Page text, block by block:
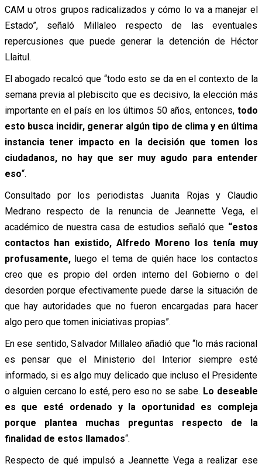
CAM u otros grupos radicalizados y cómo lo va a manejar el
Estado”, señaló Millaleo respecto de las eventuales
repercusiones que puede generar la detención de Héctor
Llaitul.
El abogado recalcó que “todo esto se da en el contexto de la
semana previa al plebiscito que es decisivo, la elección más
importante en el país en los últimos 50 años, entonces,todo
esto busca incidir, generar algún tipo de clima y en última
instancia tener impacto en la decisión que tomen los
ciudadanos, no hay que ser muy agudo para entender
eso“.
Consultado por los periodistas Juanita Rojas y Claudio
Medrano respecto de la renuncia de Jeannette Vega, el
académico de nuestra casa de estudios señaló que “estos
contactos han existido, Alfredo Moreno los tenía muy
profusamente,luego el tema de quién hace los contactos
creo que es propio del orden interno del Gobierno o del
desorden porque efectivamente puede darse la situación de
que hay autoridades que no fueron encargadas para hacer
algo pero que tomen iniciativas propias”.
En ese sentido, Salvador Millaleo añadió que “lo más racional
es pensar que el Ministerio del Interior siempre esté
informado, si es algo muy delicado que incluso el Presidente
o alguien cercano lo esté, pero eso no se sabe. Lo deseable
es que esté ordenado y la oportunidad es compleja
porque plantea muchas preguntas respecto de la
finalidad de estos llamados“.
Respecto de qué impulsó a Jeannette Vega a realizar ese